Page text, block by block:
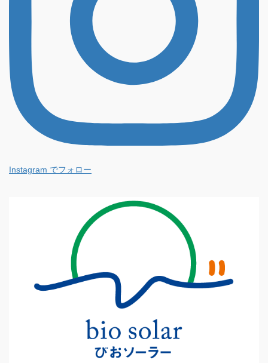
Instagram でフォロー